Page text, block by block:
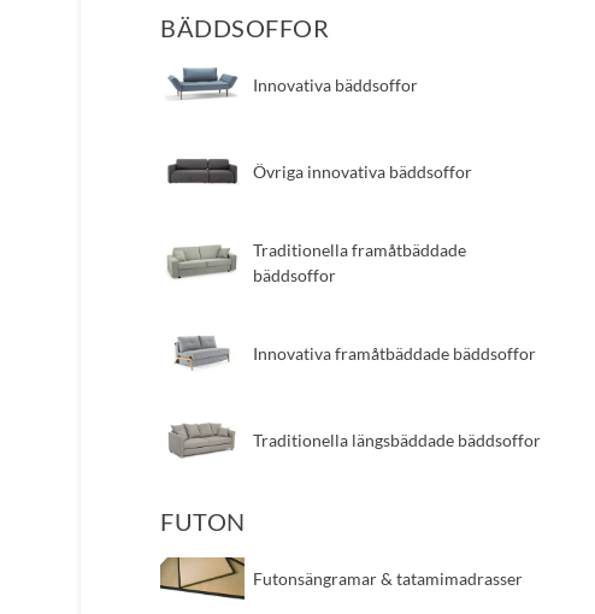
BÄDDSOFFOR
Innovativa bäddsoffor
Övriga innovativa bäddsoffor
​Traditionella framåtbäddade
bäddsoffor
​Innovativa framåtbäddade bäddsoffor
​Traditionella längsbäddade bäddsoffor
FUTON
Futonsängramar & tatamimadrasser